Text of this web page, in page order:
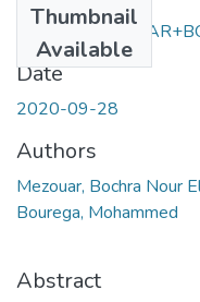
Thumbnail
Available
Date
2020-09-28
Authors
Mezouar, Bochra Nour
Bourega, Mohammed
Abstract